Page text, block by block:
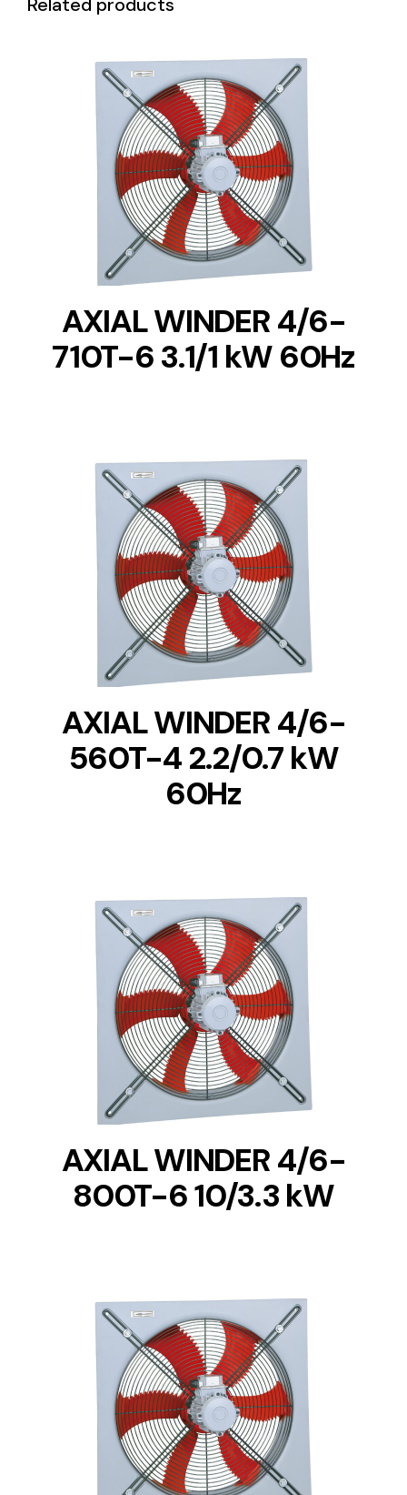
DETAILS
AXIAL WINDER 4/6-
710T-6 3.1/1 kW 60Hz
DETAILS
AXIAL WINDER 4/6-
560T-4 2.2/0.7 kW
60Hz
DETAILS
AXIAL WINDER 4/6-
800T-6 10/3.3 kW
DETAILS